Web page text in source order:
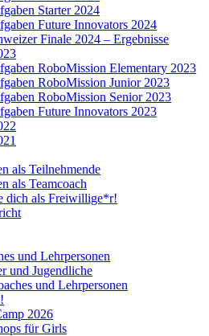
Starter 2024
Future Innovators 2024
Finale 2024 – Ergebnisse
RoboMission Elementary 2023
RoboMission Junior 2023
RoboMission Senior 2023
Future Innovators 2023
als Teilnehmende
als Teamcoach
dich als Freiwillige*r!
und Lehrpersonen
und Jugendliche
und Lehrpersonen
2026
für Girls